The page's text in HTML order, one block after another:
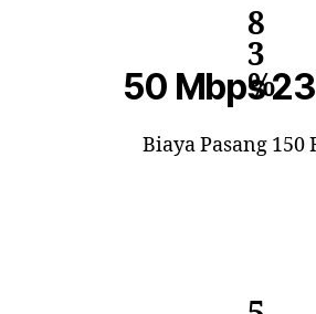
8
3
%
50 Mbps
Biaya Pasang 150